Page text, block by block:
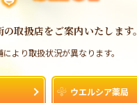
取扱店をご案内いたします。
より取扱状況が異なります。
ウエルシア薬局